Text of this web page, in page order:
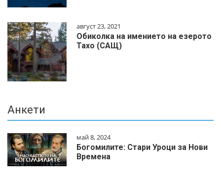
август 23, 2021
Обиколка на имението на езерото
Тахо (САЩ)
Анкети
май 8, 2024
Богомилите: Стари Уроци за Нови
Времена